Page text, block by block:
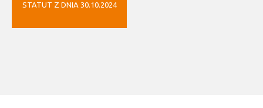
STATUT Z DNIA 30.10.2024